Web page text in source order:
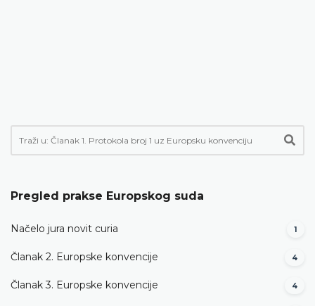
Pregled prakse Europskog suda
Načelo jura novit curia 1
Članak 2. Europske konvencije 4
Članak 3. Europske konvencije 4